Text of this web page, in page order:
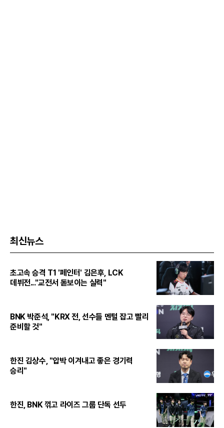
최신뉴스
초고속 승격 T1 '페인터' 김은후, LCK
데뷔전..."교전서 돋보이는 실력"
BNK 박준석, "KRX 전, 선수들 멘털 잡고 빨리
준비할 것"
한진 김상수, "압박 이겨내고 좋은 경기력
승리"
한진, BNK 꺾고 라이즈 그룹 단독 선두